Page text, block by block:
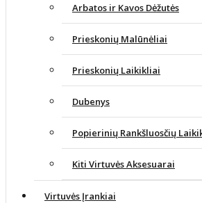
Arbatos ir Kavos Dėžutės
Prieskonių Malūnėliai
Prieskonių Laikikliai
Dubenys
Popierinių Rankšluosčių
Kiti Virtuvės Aksesuarai
Virtuvės Įrankiai